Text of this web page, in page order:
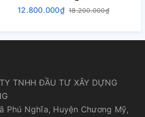
406 lít
12.800.000₫ 18.200.000₫
TNHH ĐẦU TƯ XÂY DỰNG
Phú Nghĩa, Huyện Chương Mỹ,